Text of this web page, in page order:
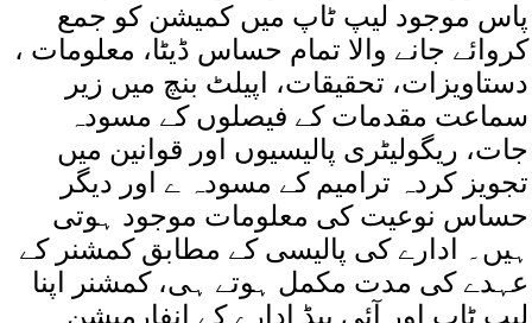
پاس موجود لیپ ٹاپ میں کمیشن کو جمع
کروائے جانے والا تمام حساس ڈیٹا، معلومات ،
دستاویزات، تحقیقات، اپیلٹ بنچ میں زیر
سماعت مقدمات کے فیصلوں کے مسودہ
جات، ریگولیٹری پالیسیوں اور قوانین میں
تجویز کردہ ترامیم کے مسودہ ے اور دیگر
حساس نوعیت کی معلومات موجود ہوتی
ہیں۔ ادارے کی پالیسی کے مطابق کمشنر کے
عہدے کی مدت مکمل ہوتے ہی، کمشنر اپنا
لیپ ٹاپ اور آئی پیڈ ادارے کے انفارمیشن